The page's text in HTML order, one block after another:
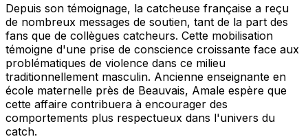
Depuis son témoignage, la catcheuse française a reçu
de nombreux messages de soutien, tant de la part des
fans que de collègues catcheurs. Cette mobilisation
témoigne d'une prise de conscience croissante face aux
problématiques de violence dans ce milieu
traditionnellement masculin. Ancienne enseignante en
école maternelle près de Beauvais, Amale espère que
cette affaire contribuera à encourager des
comportements plus respectueux dans l'univers du
catch.